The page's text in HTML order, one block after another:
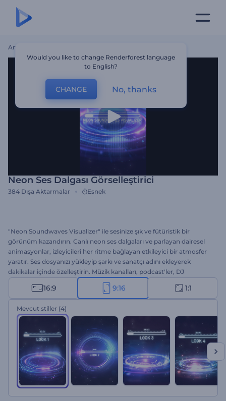
Ana Sayfa
Neon Ses Dalgası Görselleştirici
384 Dışa Aktarmalar Esnek
"Neon Soundwaves Visualizer" ile sesinize şık ve fütüristik bir
görünüm kazandırın. Canlı neon ses dalgaları ve parlayan dairesel
animasyonlar, izleyicileri her ritme bağlayan etkileyici bir atmosfer
yaratır. Ses dosyanızı yükleyip şarkı ve sanatçı adını ekleyerek
dakikalar içinde özelleştirin. Müzik kanalları, podcast'ler, DJ
tanıtımları ve sesli sunumlar için mükemmeldir. Hemen oluşturun
ve sesinizi görsel enerjiye dönüştürün!
16:9 9:16 1:1
Mevcut stiller (4)
Would you like to change Renderforest language
to English?
CHANGE No, thanks